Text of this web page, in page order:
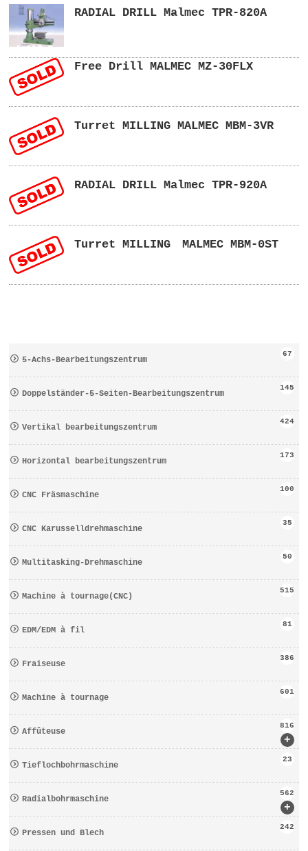
RADIAL DRILL Malmec TPR-820A
Free Drill MALMEC MZ-30FLX
Turret MILLING MALMEC MBM-3VR
RADIAL DRILL Malmec TPR-920A
Turret MILLING MALMEC MBM-0ST
5-Achs-Bearbeitungszentrum
67
Doppelständer-5-Seiten-Bearbeitungszentrum
145
Vertikal bearbeitungszentrum
424
Horizontal bearbeitungszentrum
173
CNC Fräsmaschine
100
CNC Karusselldrehmaschine
35
Multitasking-Drehmaschine
50
Machine à tournage(CNC)
515
EDM/EDM à fil
81
Fraiseuse
386
Machine à tournage
601
+
Affûteuse
816
Tieflochbohrmaschine
23
+
Radialbohrmaschine
562
Pressen und Blech
242